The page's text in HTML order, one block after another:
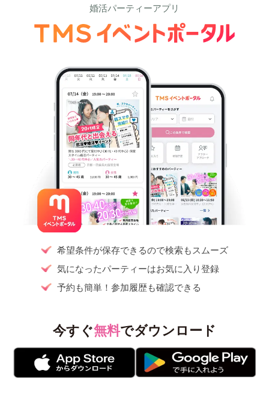
婚活パーティーアプリ
希望条件が保存できるので検索もスムーズ
気になったパーティーはお気に入り登録
予約も簡単！参加履歴も確認できる
今すぐ無料でダウンロード